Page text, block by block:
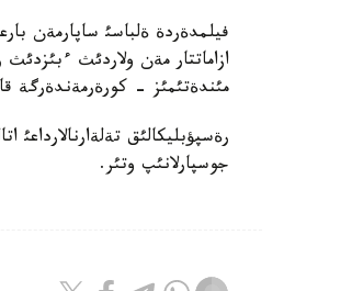
فيلمدةردة ةلباسئ ساپارمةن
ازاماتتار مةن ولاردئث
مئندةتئمئز - كورةرمةندةرگة
جوسپارلانئپ وتئر.